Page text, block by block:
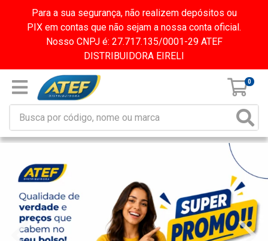
Para a sua segurança, não realizem depósitos ou
PIX em contas que não sejam a nossa conta oficial.
Nosso CNPJ é: 27.717.135/0001-29 ATEF
DISTRIBUIDORA EIRELI
0